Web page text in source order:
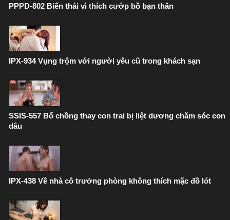
PPPD-802 Biến thái vì thích cướp bồ bạn thân
IPX-934 Vụng trộm với người yêu cũ trong khách sạn
SSIS-557 Bố chồng thay con trai bị liệt dương chăm sóc con
dâu
IPX-438 Về nhà cô trưởng phòng không thích mặc đồ lót